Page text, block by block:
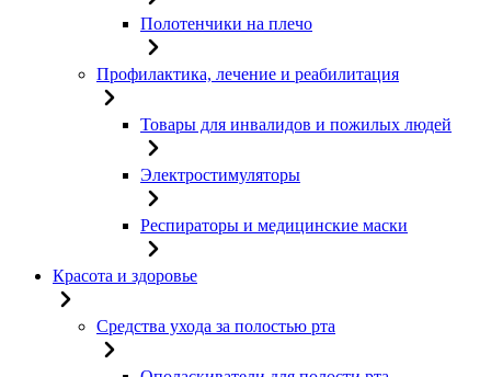
Полотенчики на плечо
Профилактика, лечение и реабилитация
Товары для инвалидов и пожилых людей
Электростимуляторы
Респираторы и медицинские маски
Красота и здоровье
Средства ухода за полостью рта